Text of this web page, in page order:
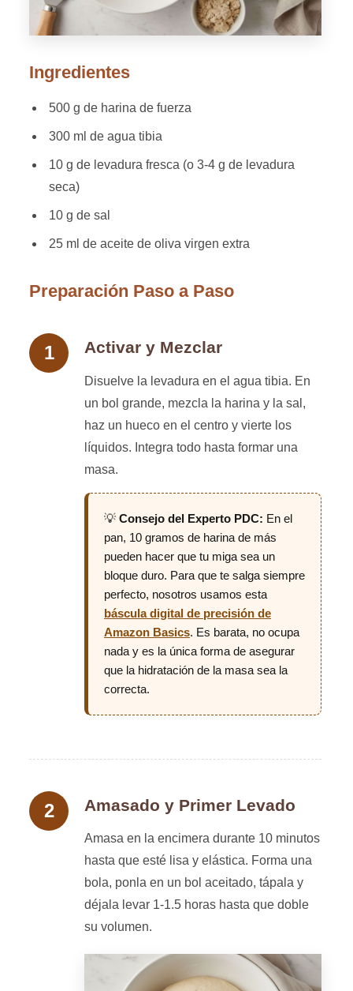
Ingredientes
500 g de harina de fuerza
300 ml de agua tibia
10 g de levadura fresca (o 3-4 g de levadura
seca)
10 g de sal
25 ml de aceite de oliva virgen extra
Preparación Paso a Paso
Activar y Mezclar
Disuelve la levadura en el agua tibia. En
un bol grande, mezcla la harina y la sal,
haz un hueco en el centro y vierte los
líquidos. Integra todo hasta formar una
masa.
💡 Consejo del Experto PDC: En el
pan, 10 gramos de harina de más
pueden hacer que tu miga sea un
bloque duro. Para que te salga siempre
perfecto, nosotros usamos esta
báscula digital de precisión de
Amazon Basics. Es barata, no ocupa
nada y es la única forma de asegurar
que la hidratación de la masa sea la
correcta.
Amasado y Primer Levado
Amasa en la encimera durante 10 minutos
hasta que esté lisa y elástica. Forma una
bola, ponla en un bol aceitado, tápala y
déjala levar 1-1.5 horas hasta que doble
su volumen.